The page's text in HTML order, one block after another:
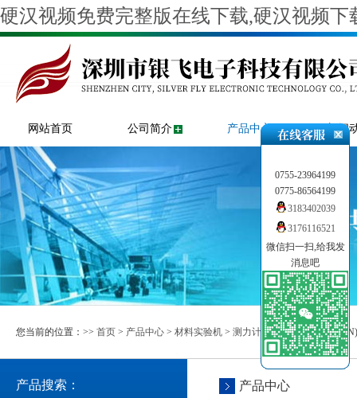
硬汉视频免费完整版在线下载,硬汉视频
网站首页 公司简介 产品中心 新闻
您当前的位置：>> 首页 > 产品中心 > 材料实验机 > 测力计 >> TCD110系列
产品搜索： 产品中心
0755-23964199
0775-86564199
3183402039
3176116521
微信扫一扫,给我发
消息吧